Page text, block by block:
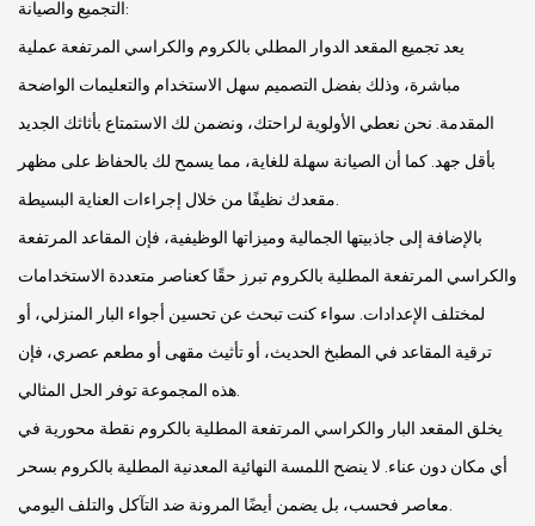
التجميع والصيانة:
يعد تجميع المقعد الدوار المطلي بالكروم والكراسي المرتفعة عملية
مباشرة، وذلك بفضل التصميم سهل الاستخدام والتعليمات الواضحة
المقدمة. نحن نعطي الأولوية لراحتك، ونضمن لك الاستمتاع بأثاثك الجديد
بأقل جهد. كما أن الصيانة سهلة للغاية، مما يسمح لك بالحفاظ على مظهر
بالإضافة إلى جاذبيتها الجمالية وميزاتها الوظيفية، فإن المقاعد المرتفعة
والكراسي المرتفعة المطلية بالكروم تبرز حقًا كعناصر متعددة الاستخدامات
لمختلف الإعدادات. سواء كنت تبحث عن تحسين أجواء البار المنزلي، أو
ترقية المقاعد في المطبخ الحديث، أو تأثيث مقهى أو مطعم عصري، فإن
يخلق المقعد البار والكراسي المرتفعة المطلية بالكروم نقطة محورية في
أي مكان دون عناء. لا ينضح اللمسة النهائية المعدنية المطلية بالكروم بسحر